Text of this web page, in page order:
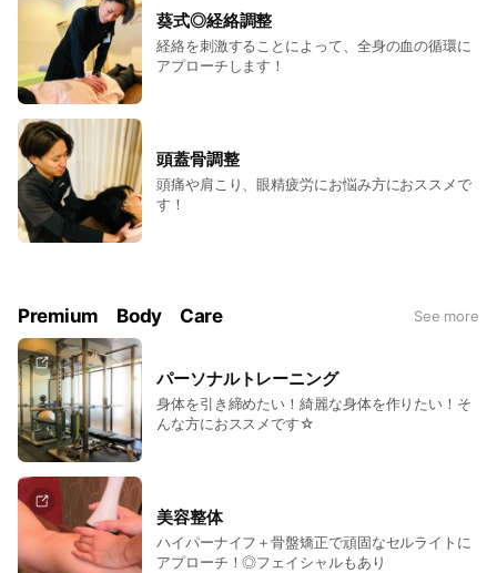
葵式◎経絡調整
経絡を刺激することによって、全身の血の循環に
アプローチします！
頭蓋骨調整
頭痛や肩こり、眼精疲労にお悩み方におススメで
す！
Premium Body Care See more
パーソナルトレーニング
身体を引き締めたい！綺麗な身体を作りたい！そ
んな方におススメです☆
美容整体
ハイパーナイフ＋骨盤矯正で頑固なセルライトに
アプローチ！◎フェイシャルもあり